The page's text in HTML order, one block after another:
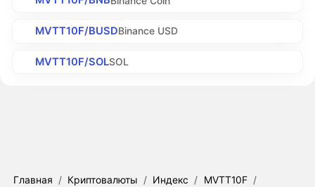
MVTT10F/BUSDBinance USD
MVTT10F/SOLSOL
Главная / Криптовалюты / Индекс / MVTT10F /